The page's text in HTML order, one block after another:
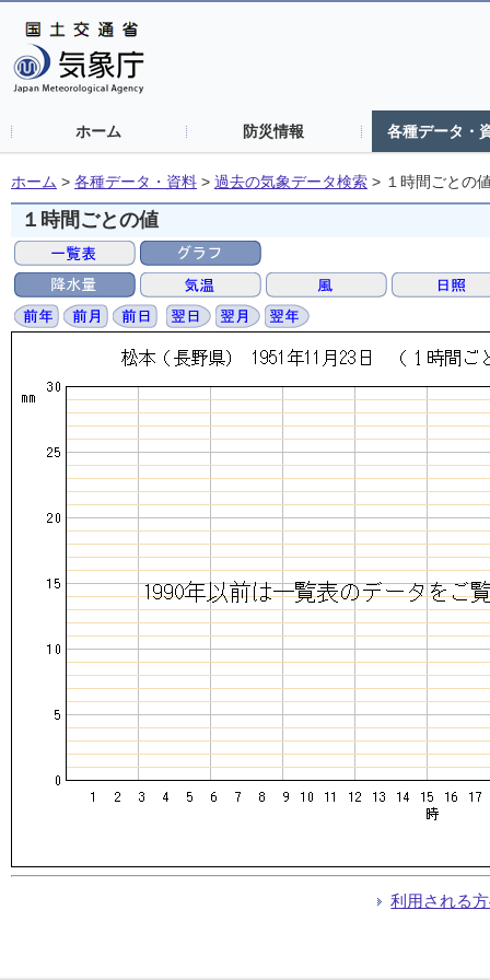
ホーム 防災情報 各種データ・
ホーム > 各種データ・資料 > 過去の気象データ検索 > １時間ごとの
１時間ごとの値
利用される